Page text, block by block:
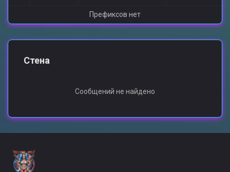
Префиксов нет
Стена
Сообщений не найдено